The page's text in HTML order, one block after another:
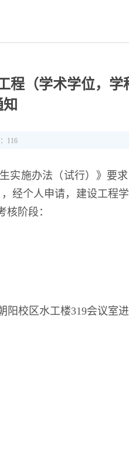
程（学术学位，
116
实施办法（试行）》要
经个人申请，建设工程
阶段：
校区水工楼319会议室